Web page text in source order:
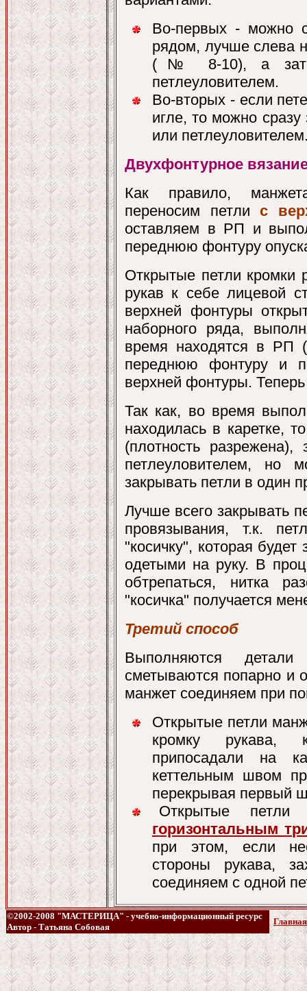
Во-первых - можно
рядом, лучше слева
(№ 8-10), а
петлеуловителем.
Во-вторых - если
игле, то можно
или
Двухфонтурное
Как правило,
переносим петлис
оставляем в РП и
переднюю фонтуру
Открытые петли кромки
рукав к себе лицевой
верхней фонтуры
наборного ряда,
время находятся в РП
переднюю фонтуру и
верхней фонтуры.
Так как, во время
находилась в каретке,
(плотность
петлеуловителем, но
закрывать петли в один
Лучше всего закрывать
провязывания, т.к.
"косичку", которая
одетыми на руку. В
обтрепаться, нитка
"косичка" получается
Третий способ
Выполняются
сметываются попарно и
манжет соединяем при
Открытые петли
кромку рукава,
припосадали на
кеттельным швом
перекрывая первый
Открытые
горизонтальным
при этом, если
стороны рукава,
соединяем с одной
©2002-2008 "МАСТЕРИЦА" - учебно-информационный ресурс
Автор - Татьяна Собовая